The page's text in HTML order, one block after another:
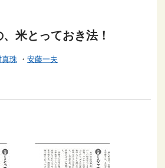
米とっておき法！
珠 ・ 安藤一夫